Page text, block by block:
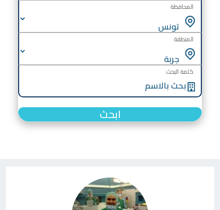
المحافظة
المنطقة
كلمة البحث
ابحث